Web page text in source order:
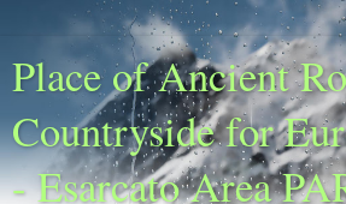
Place of Ancient
Countryside for
- Esarcato Area